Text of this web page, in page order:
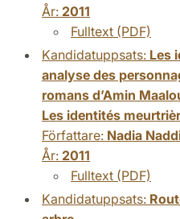
År: 2011
Fulltext (PDF)
Kandidatuppsats: Les
analyse des
romans d’Amin
Les identités
Författare: Nadia
År: 2011
Fulltext (PDF)
Kandidatuppsats: